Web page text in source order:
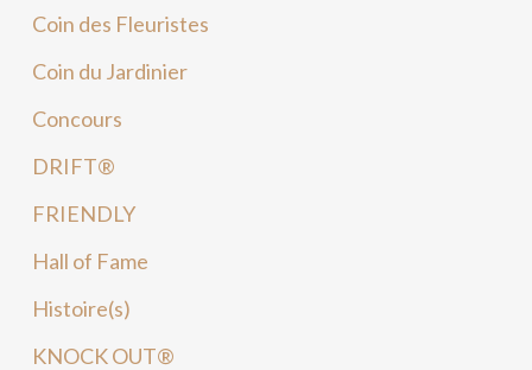
Coin des Fleuristes
Coin du Jardinier
Concours
DRIFT®
FRIENDLY
Hall of Fame
Histoire(s)
KNOCK OUT®